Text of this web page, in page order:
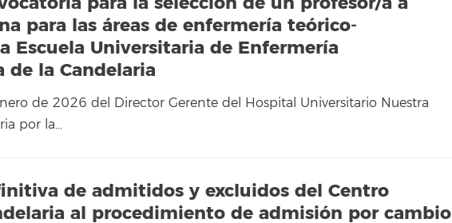
para las áreas de enfermería teórico-
Escuela Universitaria de Enfermería
de la Candelaria
de 2026 del Director Gerente del Hospital Universitario Nuestra
por la…
de admitidos y excluidos del Centro
al procedimiento de admisión por cambio